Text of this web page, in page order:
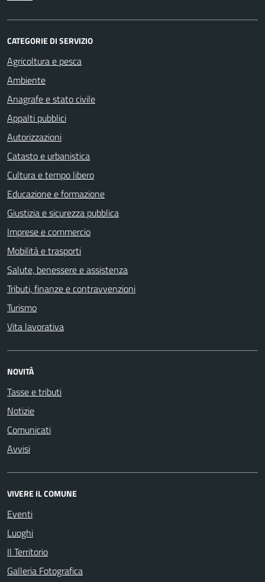
CATEGORIE DI SERVIZIO
Agricoltura e pesca
Ambiente
Anagrafe e stato civile
Appalti pubblici
Autorizzazioni
Catasto e urbanistica
Cultura e tempo libero
Educazione e formazione
Giustizia e sicurezza pubblica
Imprese e commercio
Mobilità e trasporti
Salute, benessere e assistenza
Tributi, finanze e contravvenzioni
Turismo
Vita lavorativa
NOVITÀ
Tasse e tributi
Notizie
Comunicati
Avvisi
VIVERE IL COMUNE
Eventi
Luoghi
Il Territorio
Galleria Fotografica